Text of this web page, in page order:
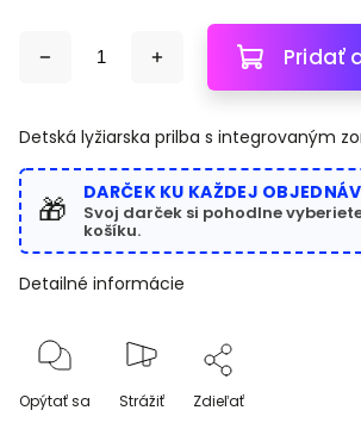
Pridať
Detská lyžiarska prilba s integrovaným
🎁 DARČEK KU KAŽDEJ
Svoj darček si pohodlne
košíku.
Detailné informácie
Opýtať sa Strážiť Zdieľať